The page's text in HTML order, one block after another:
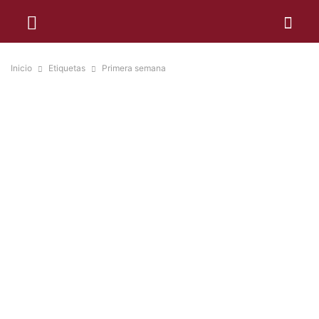
Inicio Etiquetas Primera semana